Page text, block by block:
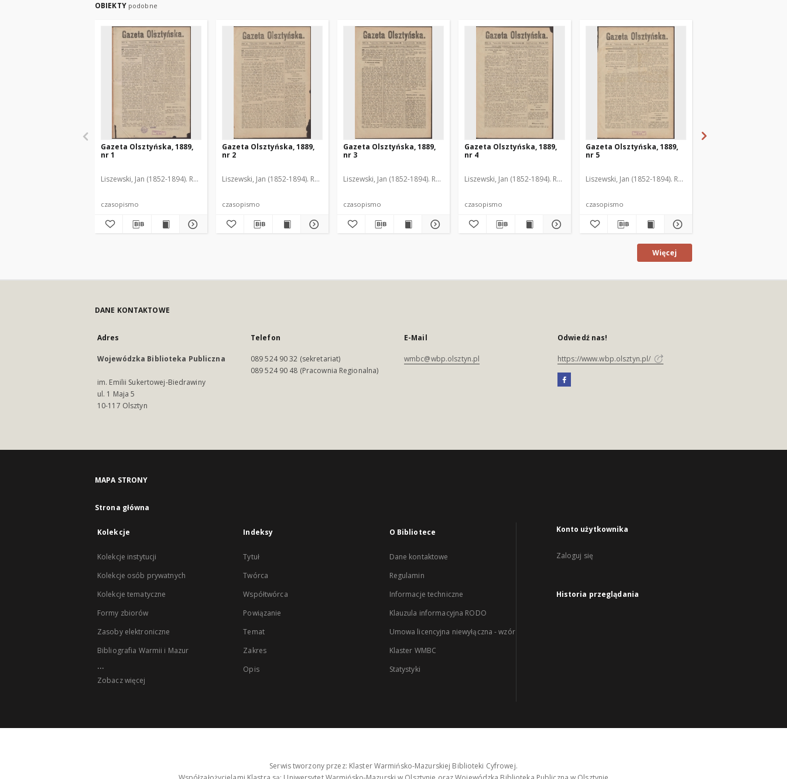
OBIEKTY podobne
Gazeta Olsztyńska, 1889,
nr 1
Liszewski, Jan (1852-1894). Red.
czasopismo
Gazeta Olsztyńska, 1889,
nr 2
Liszewski, Jan (1852-1894). Red.
czasopismo
Gazeta Olsztyńska, 1889,
nr 3
Liszewski, Jan (1852-1894). Red.
czasopismo
Gazeta Olsztyńska, 1889,
nr 4
Liszewski, Jan (1852-1894). Red.
czasopismo
Gazeta Olsztyńska, 1889,
nr 5
Liszewski, Jan (1852-1894). Red.
czasopismo
Więcej
DANE KONTAKTOWE
Adres
Wojewódzka Biblioteka Publiczna
im. Emilii Sukertowej-Biedrawiny
ul. 1 Maja 5
10-117 Olsztyn
Telefon
089 524 90 32 (sekretariat)
089 524 90 48 (Pracownia Regionalna)
E-Mail
wmbc@wbp.olsztyn.pl
Odwiedź nas!
https://www.wbp.olsztyn.pl/
MAPA STRONY
Strona główna
Kolekcje
Kolekcje instytucji
Kolekcje osób prywatnych
Kolekcje tematyczne
Formy zbiorów
Zasoby elektroniczne
Bibliografia Warmii i Mazur
...
Zobacz więcej
Indeksy
Tytuł
Twórca
Współtwórca
Powiązanie
Temat
Zakres
Opis
O Bibliotece
Dane kontaktowe
Regulamin
Informacje techniczne
Klauzula informacyjna RODO
Umowa licencyjna niewyłączna - wzór
Klaster WMBC
Statystyki
Konto użytkownika
Zaloguj się
Historia przeglądania
Serwis tworzony przez: Klaster Warmińsko-Mazurskiej Biblioteki Cyfrowej.